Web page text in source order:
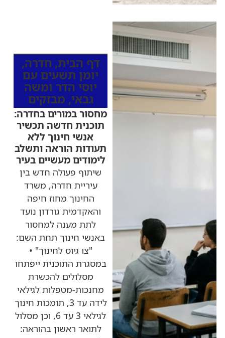
דף הבית, חדרה,
יומן תשעים עם
יוסי הדר ומשה
גבאי, מבזקים
מחסור במורים בחדרה:
תוכנית חדשה תכשיר
אנשי חינוך ללא
תעודות הוראה ותשלב
לימודים מעשיים בעיר
שיתוף פעולה חדש בין
עיריית חדרה, משרד
החינוך מחוז חיפה
והאקדמית גורדון נועד
לתת מענה למחסור
באנשי חינוך תחת השם:
"צו גיוס לחינוך" •
במסגרת התוכנית ייפתחו
מסלולים להכשרת
מחנכות-מטפלות לגילאי
לידה עד 3, תומכות חינוך
לגילאי 3 עד 6, וכן מסלול
לתואר ראשון בהוראה: